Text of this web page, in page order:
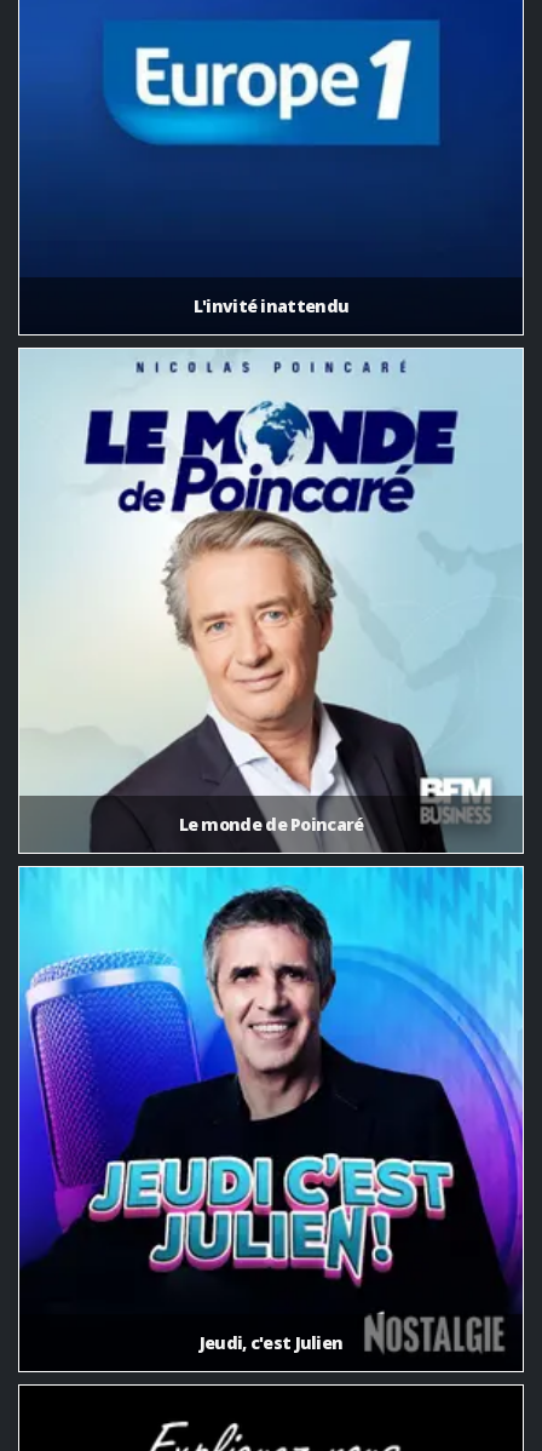
L'invité inattendu
Le monde de Poincaré
Jeudi, c'est Julien